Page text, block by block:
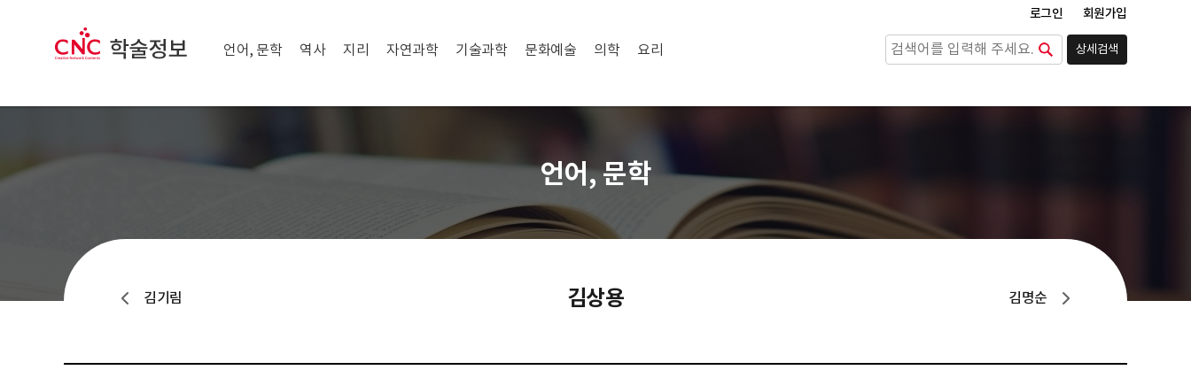
메뉴 열기
로그인 회원가입
언어, 문학 역사 지리 자연과학 기술과학 문화예술 의학 요리 검색 상세검색
언어, 문학
김상용
김기림 김명순